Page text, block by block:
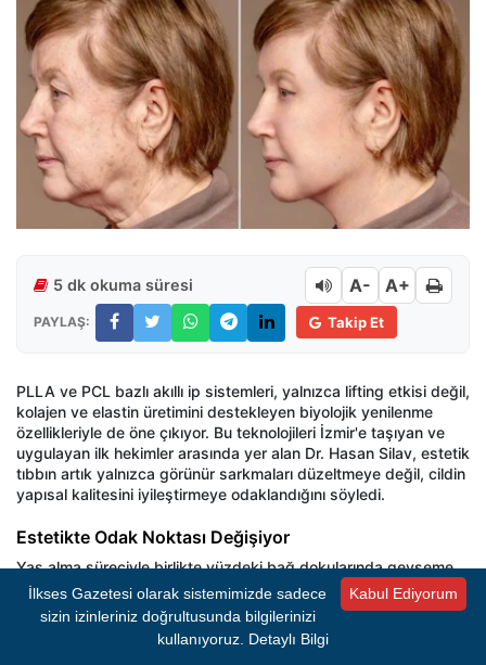
5 dk okuma süresi A- A+
PAYLAŞ: Takip Et
PLLA ve PCL bazlı akıllı ip sistemleri, yalnızca lifting etkisi değil,
kolajen ve elastin üretimini destekleyen biyolojik yenilenme
özellikleriyle de öne çıkıyor. Bu teknolojileri İzmir'e taşıyan ve
uygulayan ilk hekimler arasında yer alan Dr. Hasan Silav, estetik
tıbbın artık yalnızca görünür sarkmaları düzeltmeye değil, cildin
yapısal kalitesini iyileştirmeye odaklandığını söyledi.
Estetikte Odak Noktası Değişiyor
Yaş alma süreciyle birlikte yüzdeki bağ dokularında gevşeme,
kolajen kaybı ve elastikiyet azalması meydana geliyor. Bu
durum zaman içerisinde yüz ovalinde bozulma, çene hattında
belirginlik kaybı ve boyun bölgesinde sarkma gibi değişikliklere
yol açıyor. Dr. Silav'a göre yeni nesil ip sistemleri, bu değişimleri
Kabul Ediyorum
İlkses Gazetesi olarak sistemimizde sadece
sizin izinleriniz doğrultusunda bilgilerinizi
kullanıyoruz. Detaylı Bilgi